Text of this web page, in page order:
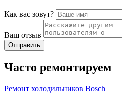
Как вас зовут?
Ваш отзыв
Часто ремонтируем
Ремонт холодильников Bosch